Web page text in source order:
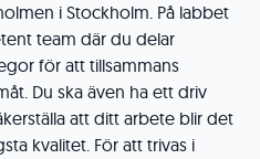
i Stockholm. På labbet
team där du delar
för att tillsammans
Du ska även ha ett driv
att ditt arbete blir det
kvalitet. För att trivas i